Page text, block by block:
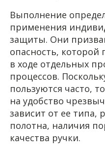
Выполнение
применения
защиты. Они
опасность, которой
в ходе отдельных
процессов.
пользуются часто,
на удобство
зависит от ее типа,
полотна, наличия
качества ручки.